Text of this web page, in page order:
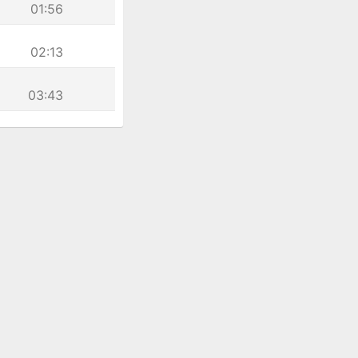
01:56
02:13
03:43